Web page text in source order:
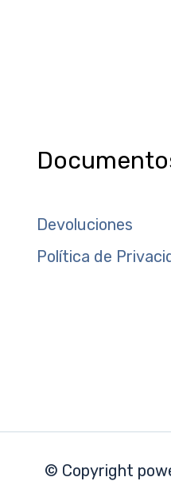
Devoluciones
Política de
© Copyright